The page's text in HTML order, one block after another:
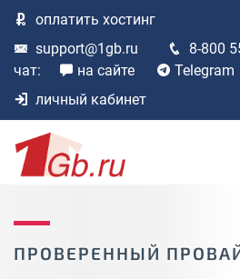
оплатить хостинг
support@1gb.ru
8-800
чат:
на сайте
Telegram
личный кабинет
ПРОВЕРЕННЫЙ